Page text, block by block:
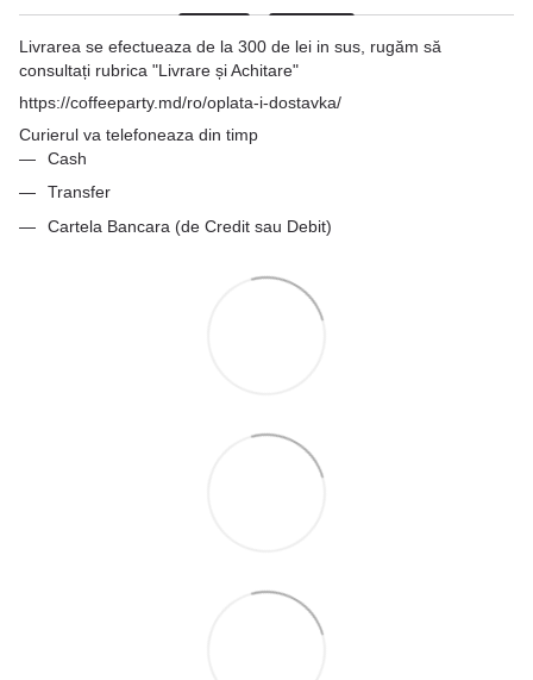
Livrarea se efectueaza de la 300 de lei in sus, rugăm să
consultați rubrica "Livrare și Achitare"
https://coffeeparty.md/ro/oplata-i-dostavka/
Curierul va telefoneaza din timp
Cash
Transfer
Cartela Bancara (de Credit sau Debit)